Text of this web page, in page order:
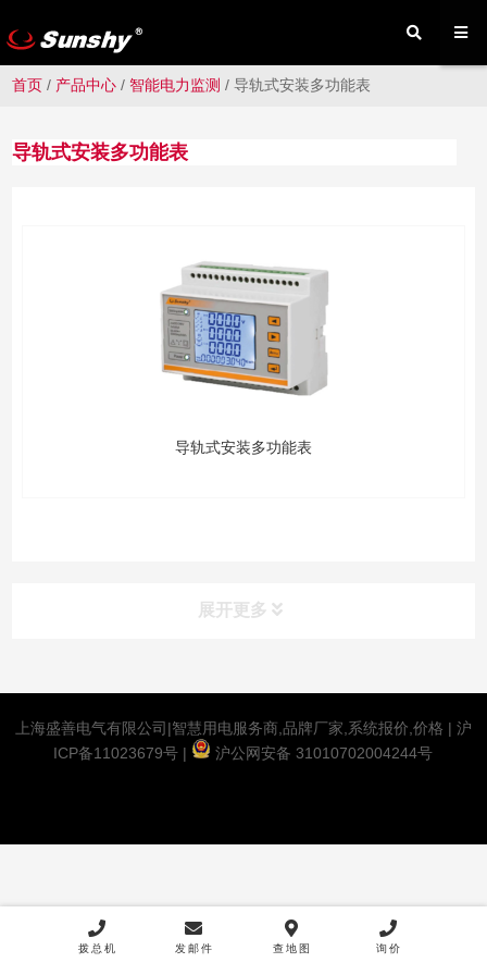
首页 / 产品中心 /智能电力监测 /导轨式安装多功能表
导轨式安装多功能表
导轨式安装多功能表
展开更多
上海盛善电气有限公司|智慧用电服务商,品牌厂家,系统报价,价格 | 沪
ICP备11023679号 | 沪公网安备 31010702004244号
拨总机 发邮件 查地图 询价